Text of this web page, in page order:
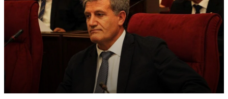
στρατηγικών συμμαχιών της Κύπρου με το Ισραήλ και
χώρες της Δύσης;», καταλήγει η ανακοίνωση.